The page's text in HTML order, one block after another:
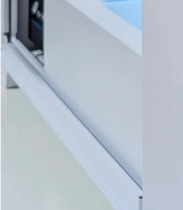
高額なゲーミングPCだから
こそ「売って終わり」では
なく、トラブルで困った時
に本気で寄り添ってくれて
信頼できるお店で買うべき
だと改めて痛感しました。
確かな技術力と顧客に寄り
添った姿勢は、まさにプロ
そのものです。
(購入時の構成相談の段階か
ら、提案の引き出しの多さ
と知識量には脱帽するばか
些細な相談でもネットやAI
こ
回
り
確
す
た
ラ
し
で
PC
な
で
す